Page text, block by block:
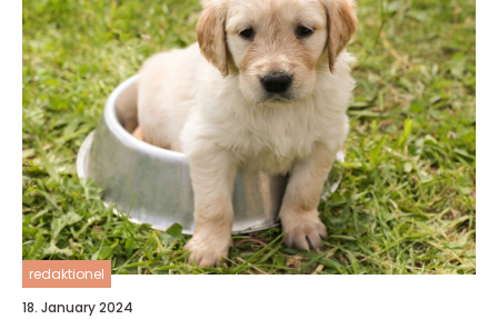
redaktionel
18. January 2024